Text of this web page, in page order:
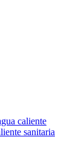
caliente
sanitaria